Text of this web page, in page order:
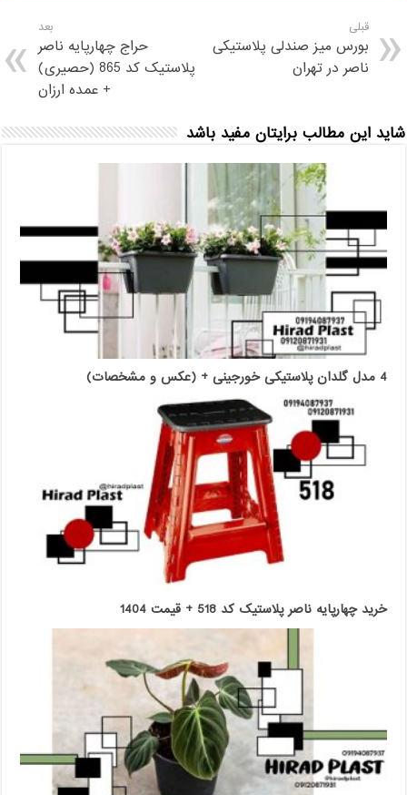
قبلی
بورس میز صندلی پلاستیکی
ناصر در تهران
بعد
حراج چهارپایه ناصر
پلاستیک کد 865 (حصیری)
+ عمده ارزان
شاید این مطالب برایتان مفید باشد
4 مدل گلدان پلاستیکی خورجینی + (عکس و مشخصات)
خرید چهارپایه ناصر پلاستیک کد 518 + قیمت 1404